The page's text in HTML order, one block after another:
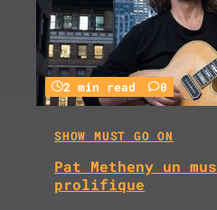
2 min read 0
SHOW MUST GO ON
Pat Metheny un
prolifique